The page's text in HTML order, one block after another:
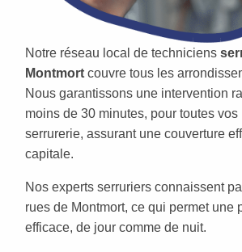
Notre réseau local de techniciens
Montmort couvre tous les
Nous garantissons une intervention
moins de 30 minutes, pour toutes vos
serrurerie, assurant une couverture
capitale.
Nos experts serruriers connaissent
rues de Montmort, ce qui permet une
efficace, de jour comme de nuit.